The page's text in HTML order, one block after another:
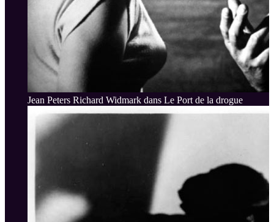
Jean Peters Richard Widmark dans Le Port de la drogue